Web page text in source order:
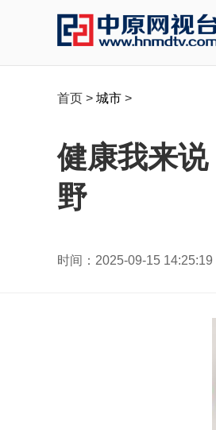
首页 > 城市 >
健康我来
野
时间：2025-09-15